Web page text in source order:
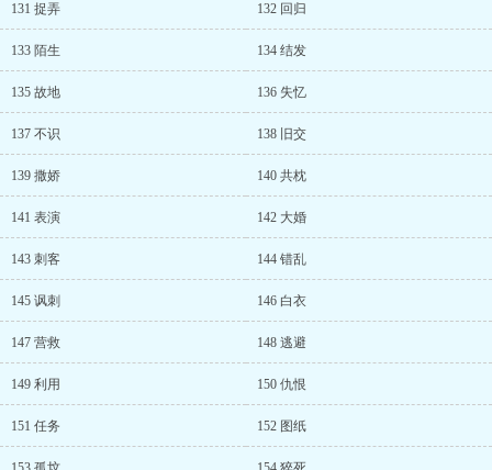
131 捉弄 132 回归
133 陌生 134 结发
135 故地 136 失忆
137 不识 138 旧交
139 撒娇 140 共枕
141 表演 142 大婚
143 刺客 144 错乱
145 讽刺 146 白衣
147 营救 148 逃避
149 利用 150 仇恨
151 任务 152 图纸